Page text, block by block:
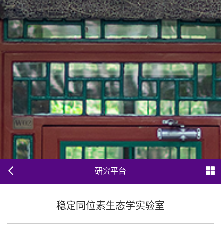
研究平台
稳定同位素生态学实验室